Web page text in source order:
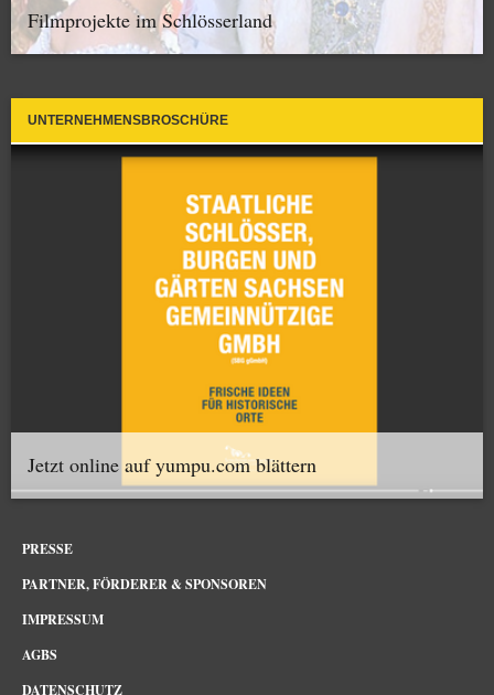
Filmprojekte im Schlösserland
UNTERNEHMENSBROSCHÜRE
Jetzt online auf yumpu.com blättern
PRESSE
PARTNER, FÖRDERER & SPONSOREN
IMPRESSUM
AGBS
DATENSCHUTZ